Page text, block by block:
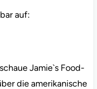
auf:
Jamie`s Food-
die amerikanische